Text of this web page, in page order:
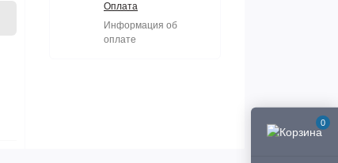
0
Оплата
Информация об
оплате